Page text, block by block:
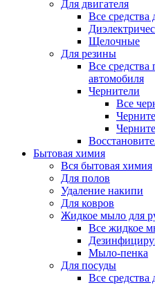
Для двигателя
Все средства
Щелочные
Для резины
Все
автомобиля
Чернители
Все
Бытовая химия
Вся бытовая химия
Для полов
Удаление накипи
Для ковров
Жидкое мыло для
Все жидкое
Мыло-пенка
Для посуды
Все